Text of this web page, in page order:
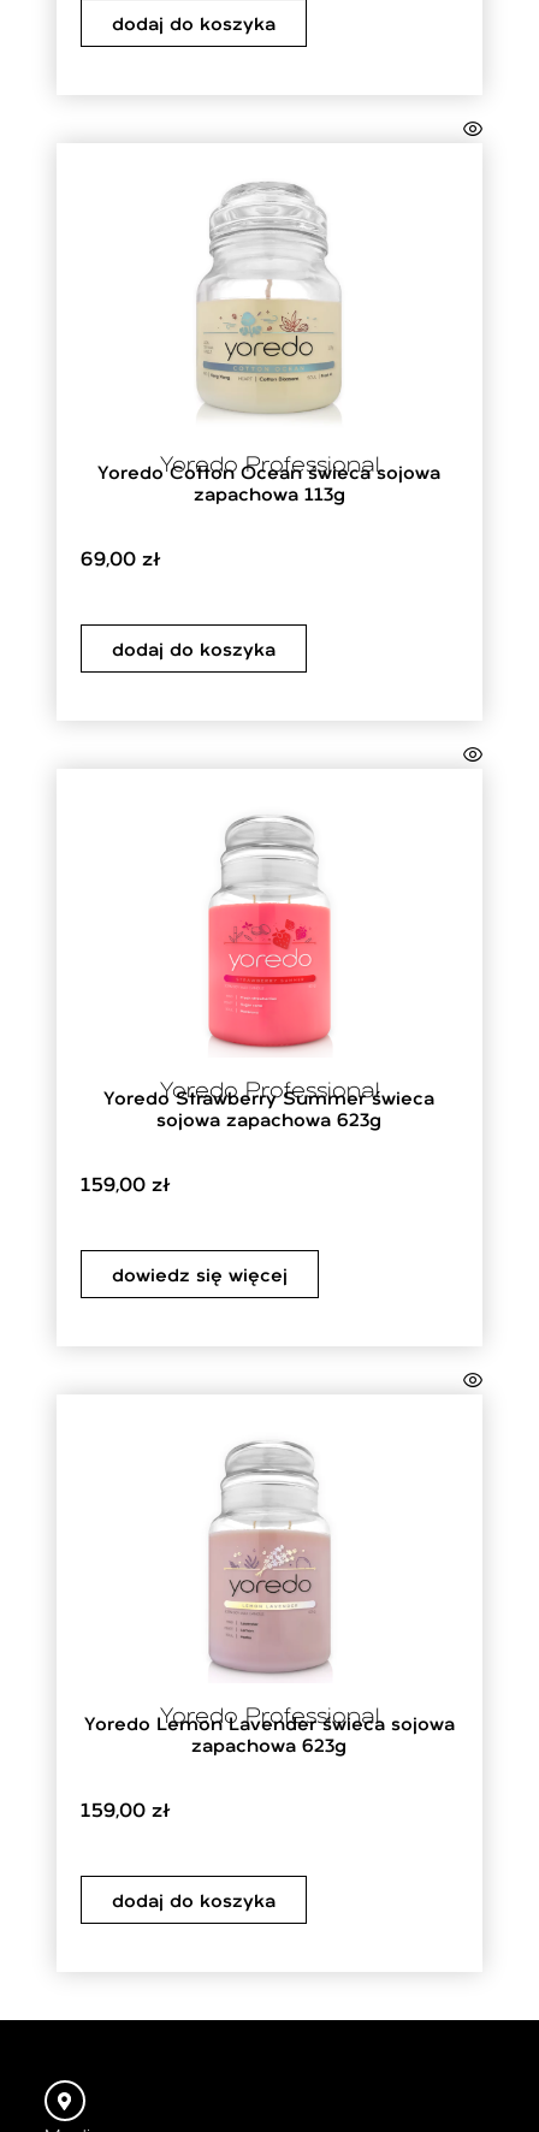
dodaj do koszyka
Yoredo Professional
Yoredo Cotton Ocean świeca sojowa
zapachowa 113g
69,00 zł
dodaj do koszyka
Yoredo Professional
Yoredo Strawberry Summer świeca
sojowa zapachowa 623g
159,00 zł
dowiedz się więcej
Yoredo Professional
Yoredo Lemon Lavender świeca sojowa
zapachowa 623g
159,00 zł
dodaj do koszyka